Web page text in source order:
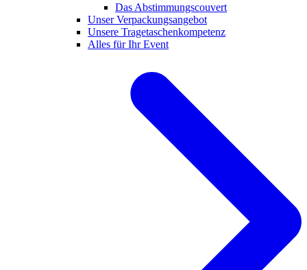
Das Abstimmungscouvert
Unser Verpackungsangebot
Unsere Tragetaschenkompetenz
Alles für Ihr Event